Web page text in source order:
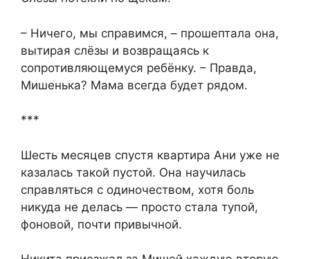
– Ничего, мы справимся, – прошептала она,
вытирая слёзы и возвращаясь к
сопротивляющемуся ребёнку. – Правда,
Мишенька? Мама всегда будет рядом.
***
Шесть месяцев спустя квартира Ани уже не
казалась такой пустой. Она научилась
справляться с одиночеством, хотя боль
никуда не делась — просто стала тупой,
фоновой, почти привычной.